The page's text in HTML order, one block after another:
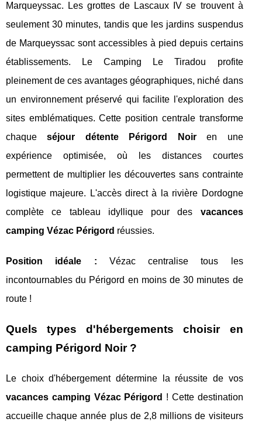
Marqueyssac. Les grottes de Lascaux IV se trouvent à
seulement 30 minutes, tandis que les jardins suspendus
de Marqueyssac sont accessibles à pied depuis certains
établissements. Le Camping Le Tiradou profite
pleinement de ces avantages géographiques, niché dans
un environnement préservé qui facilite l'exploration des
sites emblématiques. Cette position centrale transforme
chaqueséjour détente Périgord Noiren une
expérience optimisée, où les distances courtes
permettent de multiplier les découvertes sans contrainte
logistique majeure. L'accès direct à la rivière Dordogne
complète ce tableau idyllique pour des vacances
camping Vézac Périgord réussies.
Position idéale : Vézac centralise tous les
incontournables du Périgord en moins de 30 minutes de
route !
Quels types d'hébergements choisir en
camping Périgord Noir ?
Le choix d'hébergement détermine la réussite de vos
vacances camping Vézac Périgord ! Cette destination
accueille chaque année plus de 2,8 millions de visiteurs